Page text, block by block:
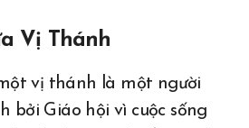
Vị Thánh
vị thánh là một người
bởi Giáo hội vì cuộc sống